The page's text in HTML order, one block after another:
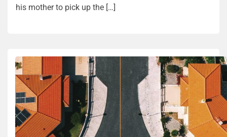
his mother to pick up the […]